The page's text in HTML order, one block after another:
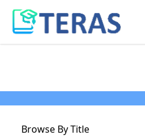
Browse By Title